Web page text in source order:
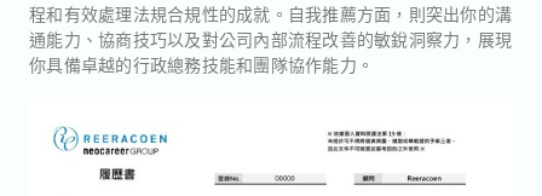
程和有效處理法規合規性的成就。自我推薦方面，則突出你的溝
通能力、協商技巧以及對公司內部流程改善的敏銳洞察力，展現
你具備卓越的行政總務技能和團隊協作能力。